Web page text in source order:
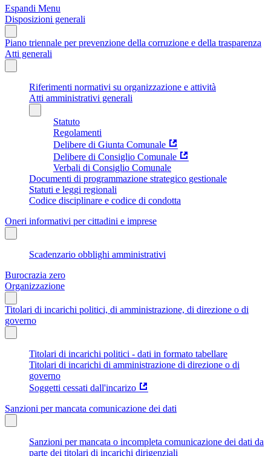
Espandi Menu
Disposizioni generali
Piano triennale per prevenzione della corruzione e della trasparenza
Atti generali
Riferimenti normativi su organizzazione e attività
Atti amministrativi generali
Statuto
Regolamenti
Delibere di Giunta Comunale
Delibere di Consiglio Comunale
Verbali di Consiglio Comunale
Documenti di programmazione strategico gestionale
Statuti e leggi regionali
Codice disciplinare e codice di condotta
Oneri informativi per cittadini e imprese
Scadenzario obblighi amministrativi
Burocrazia zero
Organizzazione
Titolari di incarichi politici, di amministrazione, di direzione o di
governo
Titolari di incarichi politici - dati in formato tabellare
Titolari di incarichi di amministrazione di direzione o di
governo
Soggetti cessati dall'incarizo
Sanzioni per mancata comunicazione dei dati
Sanzioni per mancata o incompleta comunicazione dei dati da
parte dei titolari di incarichi dirigenziali